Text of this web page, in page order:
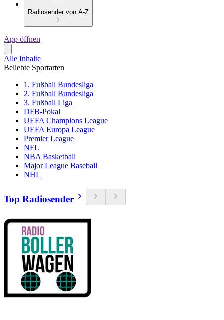
Radiosender von A-Z
App öffnen
Alle Inhalte
Beliebte Sportarten
1. Fußball Bundesliga
2. Fußball Bundesliga
3. Fußball Liga
DFB-Pokal
UEFA Champions League
UEFA Europa League
Premier League
NFL
NBA Basketball
Major League Baseball
NHL
Top Radiosender